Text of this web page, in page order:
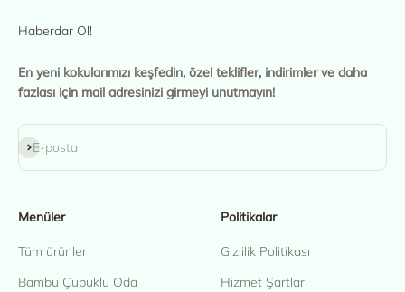
Haberdar Ol!
En yeni kokularımızı keşfedin, özel teklifler, indirimler ve daha
fazlası için mail adresinizi girmeyi unutmayın!
E-posta
Abone ol
Menüler
Tüm ürünler
Bambu Çubuklu Oda
Politikalar
Gizlilik Politikası
Hizmet Şartları